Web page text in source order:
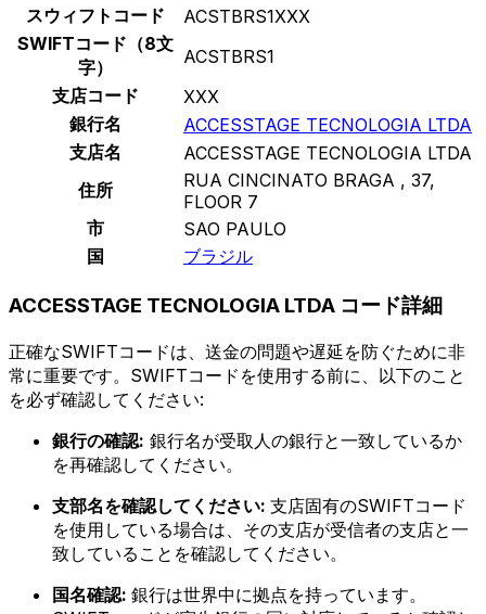
スウィフトコード
ACSTBRS1XXX
SWIFTコード（8文
字）
ACSTBRS1
支店コード
XXX
銀行名
ACCESSTAGE TECNOLOGIA LTDA
支店名
ACCESSTAGE TECNOLOGIA LTDA
住所
RUA CINCINATO BRAGA , 37,
FLOOR 7
市
SAO PAULO
国
ブラジル
ACCESSTAGE TECNOLOGIA LTDA コード詳細
正確なSWIFTコードは、送金の問題や遅延を防ぐために非
常に重要です。SWIFTコードを使用する前に、以下のこと
を必ず確認してください:
銀行の確認: 銀行名が受取人の銀行と一致しているか
を再確認してください。
支部名を確認してください: 支店固有のSWIFTコード
を使用している場合は、その支店が受信者の支店と一
致していることを確認してください。
国名確認: 銀行は世界中に拠点を持っています。